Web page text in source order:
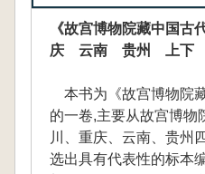
《故宫博物院藏中国
庆 云南 贵州 上下
本书为《故宫博物院
的一卷,主要从故宫博物
川、重庆、云南、贵州
选出具有代表性的标本